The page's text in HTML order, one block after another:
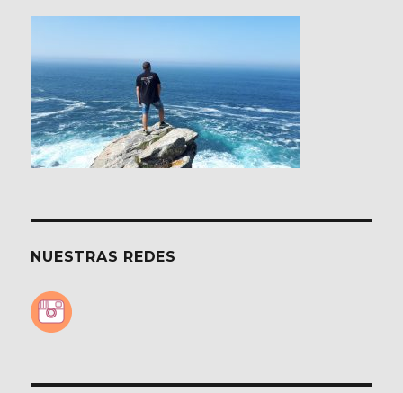
NUESTRAS REDES